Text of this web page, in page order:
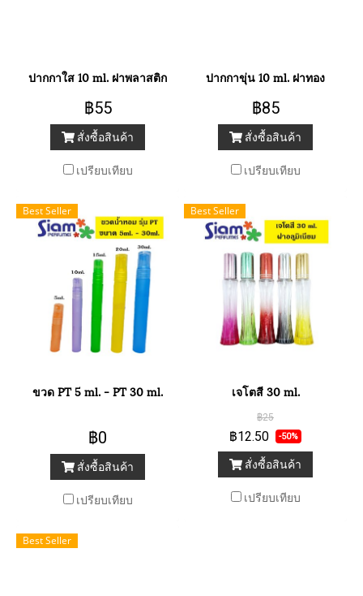
ปากกาใส 10 ml. ฝาพลาสติก
฿55
สั่งซื้อสินค้า
เปรียบเทียบ
ปากกาขุ่น 10 ml. ฝาทอง
฿85
สั่งซื้อสินค้า
เปรียบเทียบ
Best Seller
ขวด PT 5 ml. - PT 30 ml.
฿0
สั่งซื้อสินค้า
เปรียบเทียบ
Best Seller
เจโตสี 30 ml.
฿25
฿12.50 -50%
สั่งซื้อสินค้า
เปรียบเทียบ
Best Seller